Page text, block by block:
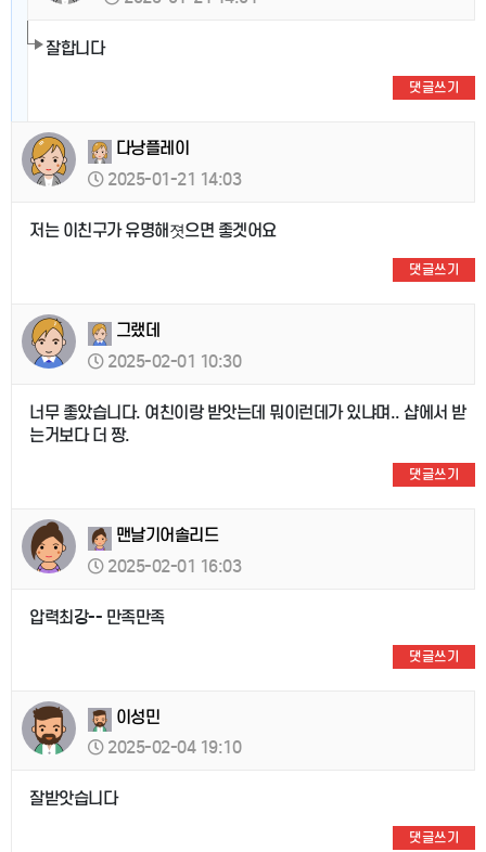
잘합니다
댓글쓰기
다낭플레이
2025-01-21 14:03
저는 이친구가 유명해졋으면 좋겟어요
댓글쓰기
그랬데
2025-02-01 10:30
너무 좋았습니다. 여친이랑 받앗는데 뭐이런데가 있냐며.. 샵에서 받
는거보다 더 짱.
댓글쓰기
맨날기어솔리드
2025-02-01 16:03
압력최강-- 만족만족
댓글쓰기
이성민
2025-02-04 19:10
잘받앗습니다
댓글쓰기